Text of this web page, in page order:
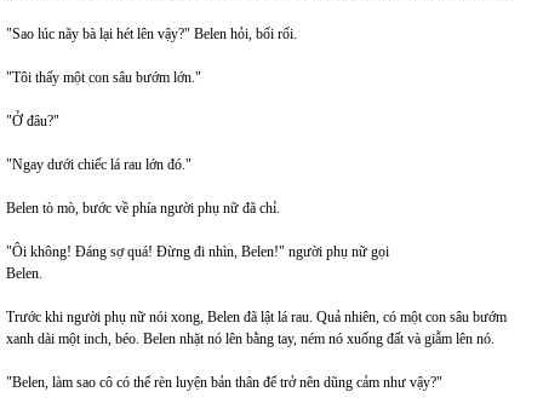
"Sao lúc nãy bà lại hét lên vậy?" Belen hỏi, bối rối.
"Tôi thấy một con sâu bướm lớn."
"Ở đâu?"
"Ngay dưới chiếc lá rau lớn đó."
Belen tò mò, bước về phía người phụ nữ đã chỉ.
"Ôi không! Đáng sợ quá! Đừng đi nhìn, Belen!" người phụ nữ gọi
Belen.
Trước khi người phụ nữ nói xong, Belen đã lật lá rau. Quả nhiên, có một con sâu bướm
xanh dài một inch, béo. Belen nhặt nó lên bằng tay, ném nó xuống đất và giẫm lên nó.
"Belen, làm sao cô có thể rèn luyện bản thân để trở nên dũng cảm như vậy?"